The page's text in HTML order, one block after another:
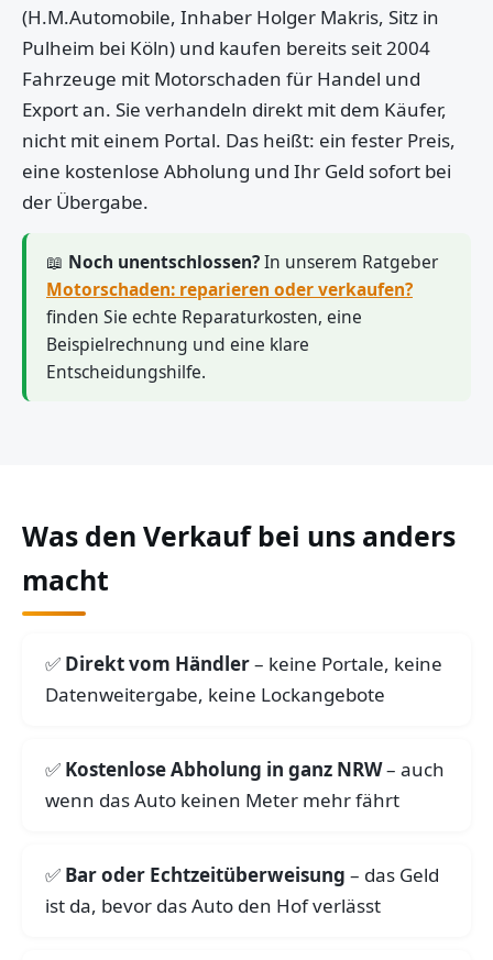
(H.M.Automobile, Inhaber Holger Makris, Sitz in
Pulheim bei Köln) und kaufen bereits seit 2004
Fahrzeuge mit Motorschaden für Handel und
Export an. Sie verhandeln direkt mit dem Käufer,
nicht mit einem Portal. Das heißt: ein fester Preis,
eine kostenlose Abholung und Ihr Geld sofort bei
der Übergabe.
📖 Noch unentschlossen?In unserem Ratgeber
Motorschaden: reparieren oder verkaufen?
finden Sie echte Reparaturkosten, eine
Beispielrechnung und eine klare
Entscheidungshilfe.
Was den Verkauf bei uns anders
macht
Direkt vom Händler– keine Portale, keine
Datenweitergabe, keine Lockangebote
Kostenlose Abholung in ganz NRW– auch
wenn das Auto keinen Meter mehr fährt
Bar oder Echtzeitüberweisung – das Geld
ist da, bevor das Auto den Hof verlässt